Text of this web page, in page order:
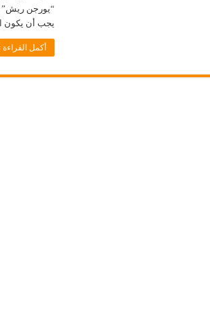
“يورجن ريش”
يجب أن يكون
أكمل القراءة